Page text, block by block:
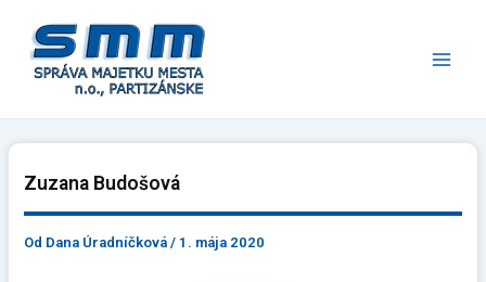
obsah
Zuzana Budošová
Od Dana Úradníčková/ 1. mája 2020